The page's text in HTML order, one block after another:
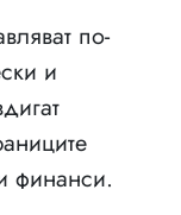
по-
и
финанси.